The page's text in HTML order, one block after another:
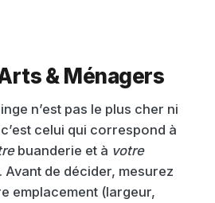
& Ménagers
n’est pas le plus cher ni
celui qui correspond à
buanderie et à votre
Avant de décider, mesurez
emplacement (largeur,